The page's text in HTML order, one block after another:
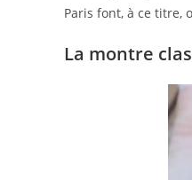
Paris font, à ce titre,
La montre